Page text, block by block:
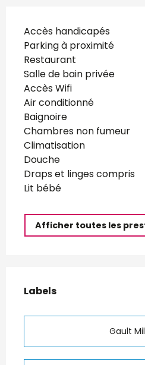
Accès handicapés
Parking à proximité
Restaurant
Salle de bain privée
Accès Wifi
Air conditionné
Baignoire
Chambres non fumeur
Climatisation
Douche
Draps et linges compris
Lit bébé
Afficher toutes les
Offres de
Labels
Labels
Gault